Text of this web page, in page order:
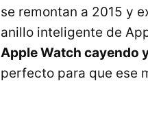
se remontan a 2015 y
anillo inteligente de
Apple Watch cayendo
perfecto para que ese